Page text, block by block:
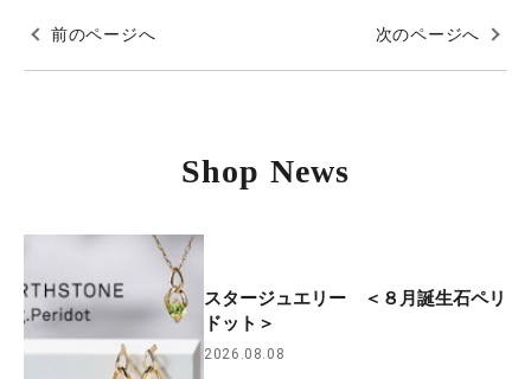
前のページへ 次のページへ
Shop News
スタージュエリー ＜８月誕生石ペリ
ドット＞
2026.08.08